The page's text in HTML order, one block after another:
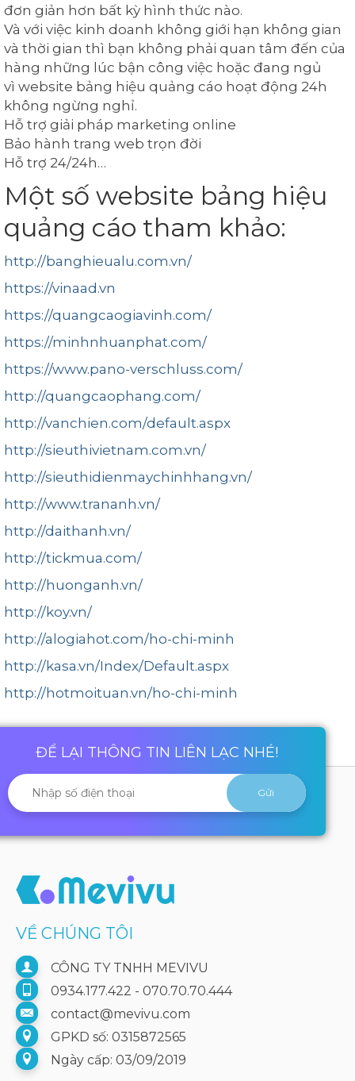
đơn giản hơn bất kỳ hình thức nào.
Và với việc kinh doanh không giới hạn không gian
và thời gian thì bạn không phải quan tâm đến của
hàng những lúc bận công việc hoặc đang ngủ
vì website bảng hiệu quảng cáo hoạt động 24h
không ngừng nghỉ.
Hỗ trợ giải pháp marketing online
Bảo hành trang web trọn đời
Hỗ trợ 24/24h…
Một số website bảng hiệu
quảng cáo tham khảo:
http://banghieualu.com.vn/
https://vinaad.vn
https://quangcaogiavinh.com/
https://minhnhuanphat.com/
https://www.pano-verschluss.com/
http://quangcaophang.com/
http://vanchien.com/default.aspx
http://sieuthivietnam.com.vn/
http://sieuthidienmaychinhhang.vn/
http://www.trananh.vn/
http://daithanh.vn/
http://tickmua.com/
http://huonganh.vn/
http://koy.vn/
http://alogiahot.com/ho-chi-minh
http://kasa.vn/Index/Default.aspx
http://hotmoituan.vn/ho-chi-minh
ĐỂ LẠI THÔNG TIN LIÊN LẠC NHÉ!
VỀ CHÚNG TÔI
CÔNG TY TNHH MEVIVU
0934.177.422 - 070.70.70.444
contact@mevivu.com
GPKD số: 0315872565
Ngày cấp: 03/09/2019